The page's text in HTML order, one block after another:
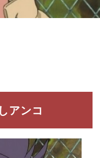
アンコ